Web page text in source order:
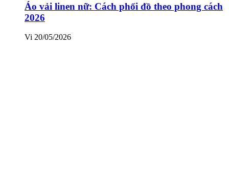
Áo vải linen nữ: Cách phối đồ theo phong cách
2026
Vi 20/05/2026